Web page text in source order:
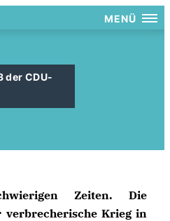
MENÜ
der CDU-
Zeiten. Die
verbrecherische Krieg in